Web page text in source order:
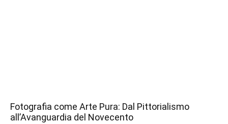
Fotografia come Arte Pura: Dal Pittorialismo
all’Avanguardia del Novecento